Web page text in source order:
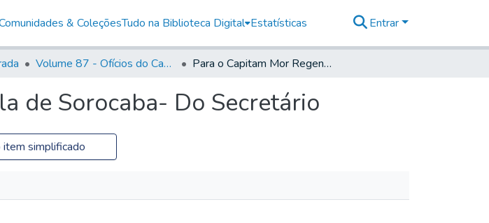
& ColeçõesTudo na Biblioteca Digital Estatísticas Entrar
Volume 87 - Ofícios do Capitão General Antonio Manoel de Melo Castro e Mendonça (1797- 1801) Para o Capitam Mor Regente da Vila de Sorocaba- Do Secretário
de Sorocaba- Do Secretário
item simplificado